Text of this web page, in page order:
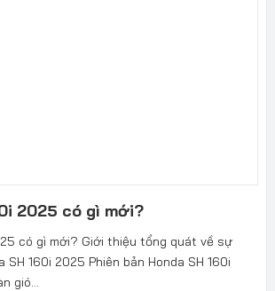
2025 có gì mới?
có gì mới? Giới thiệu tổng quát về sự
SH 160i 2025 Phiên bản Honda SH 160i
gió...